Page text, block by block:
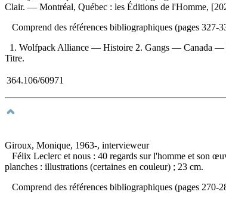
Clair. — Montréal, Québec : les Éditions de l'Homme,
Comprend des références bibliographiques (pages
1. Wolfpack Alliance — Histoire 2. Gangs — Canada —
Titre.
364.106/60971
Giroux, Monique, 1963-, intervieweur
Félix Leclerc et nous : 40 regards sur l'homme et son
planches : illustrations (certaines en couleur) ; 23 cm.
Comprend des références bibliographiques (pages